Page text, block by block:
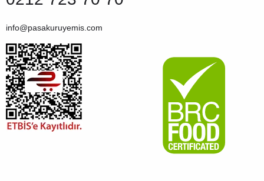
info@pasakuruyemis.com